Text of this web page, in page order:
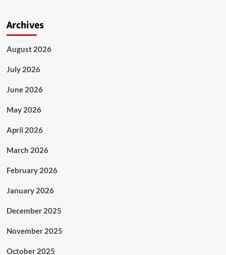
Archives
August 2026
July 2026
June 2026
May 2026
April 2026
March 2026
February 2026
January 2026
December 2025
November 2025
October 2025